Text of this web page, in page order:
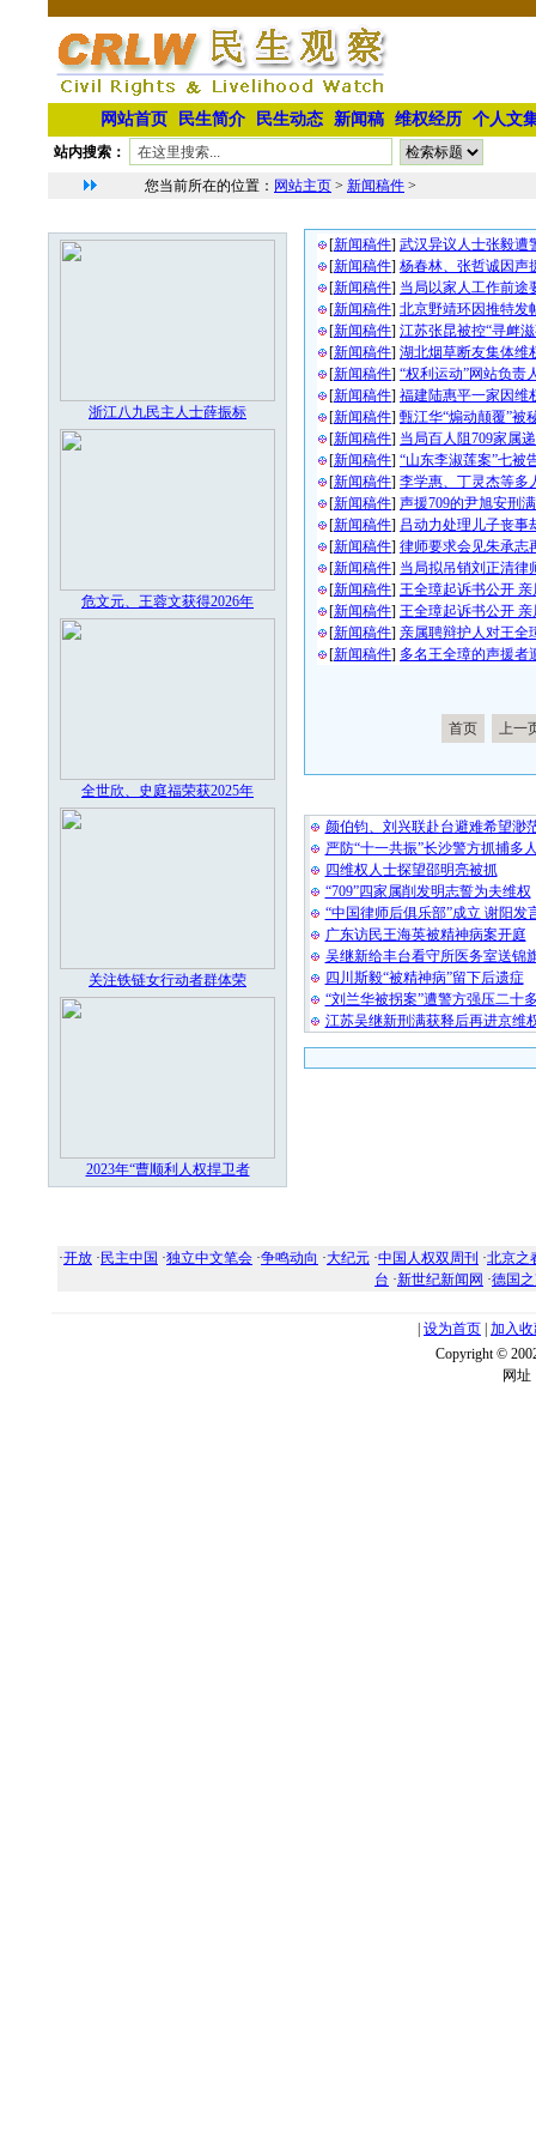
网站首页 民生简介 民生动态 新闻稿 维权经历 个人文
站内搜索：
您当前所在的位置： 网站主页 > 新闻稿件 >
浙江八九民主人士薛振标
危文元、王蓉文获得2026年
全世欣、史庭福荣获2025年
关注铁链女行动者群体荣
2023年“曹顺利人权捍卫者
[新闻稿件] 武汉异议人士张毅遭
[新闻稿件] 杨春林、张哲诚因声
[新闻稿件] 当局以家人工作前途
[新闻稿件] 北京野靖环因推特发
[新闻稿件] 江苏张昆被控“寻衅
[新闻稿件] 湖北烟草断友集体维
[新闻稿件] “权利运动”网站负责
[新闻稿件] 福建陆惠平一家因维
[新闻稿件] 甄江华“煽动颠覆”被
[新闻稿件] 当局百人阻709家属
[新闻稿件] “山东李淑莲案”七被
[新闻稿件] 李学惠、丁灵杰等多
[新闻稿件] 声援709的尹旭安刑
[新闻稿件] 吕动力处理儿子丧事
[新闻稿件] 律师要求会见朱承志
[新闻稿件] 当局拟吊销刘正清律
[新闻稿件] 王全璋起诉书公开
[新闻稿件] 王全璋起诉书公开
[新闻稿件] 亲属聘辩护人对王全
[新闻稿件] 多名王全璋的声援者
首页 上一
颜伯钧、刘兴联赴台避难希望渺
严防“十一共振”长沙警方抓捕多
四维权人士探望邵明亮被抓
“709”四家属削发明志誓为夫维权
“中国律师后俱乐部”成立 谢阳发
广东访民王海英被精神病案开庭
吴继新给丰台看守所医务室送锦
四川斯毅“被精神病”留下后遗症
“刘兰华被拐案”遭警方强压二十
江苏吴继新刑满获释后再进京维
·开放 · 民主中国 ·独立中文笔会 ·争鸣动向 ·大纪元 ·中国人权双周刊 ·北京之
台 ·新世纪新闻网 ·德国
设为首页 加入
Copyright ©
网址